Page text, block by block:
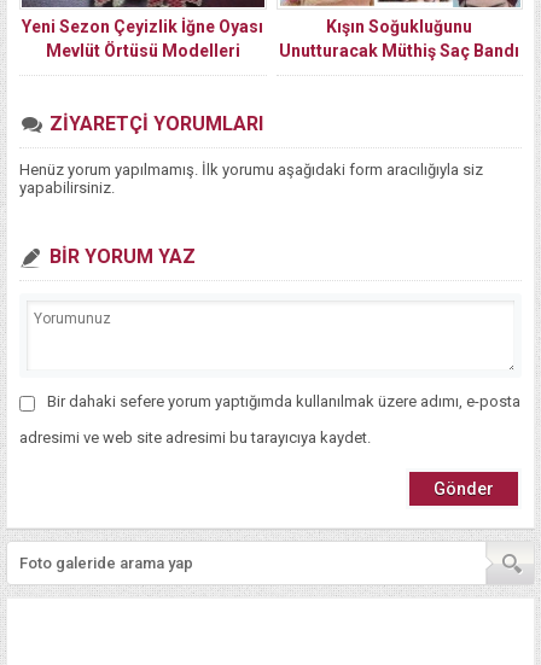
Yeni Sezon Çeyizlik İğne Oyası
Mevlüt Örtüsü Modelleri
Kışın Soğukluğunu
Unutturacak Müthiş Saç Bandı
Örgü Modelleri
ZİYARETÇİ YORUMLARI
Henüz yorum yapılmamış. İlk yorumu aşağıdaki form aracılığıyla siz
yapabilirsiniz.
BİR YORUM YAZ
Bir dahaki sefere yorum yaptığımda kullanılmak üzere adımı, e-posta
adresimi ve web site adresimi bu tarayıcıya kaydet.